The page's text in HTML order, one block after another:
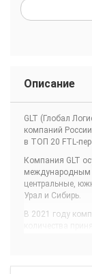
Описание
GLT (Глобал
компаний
в ТОП 20 FTL-
Компания GLT
международным
центральные,
Урал и Сибирь.
В 2021 году
Автопарк
транспорта